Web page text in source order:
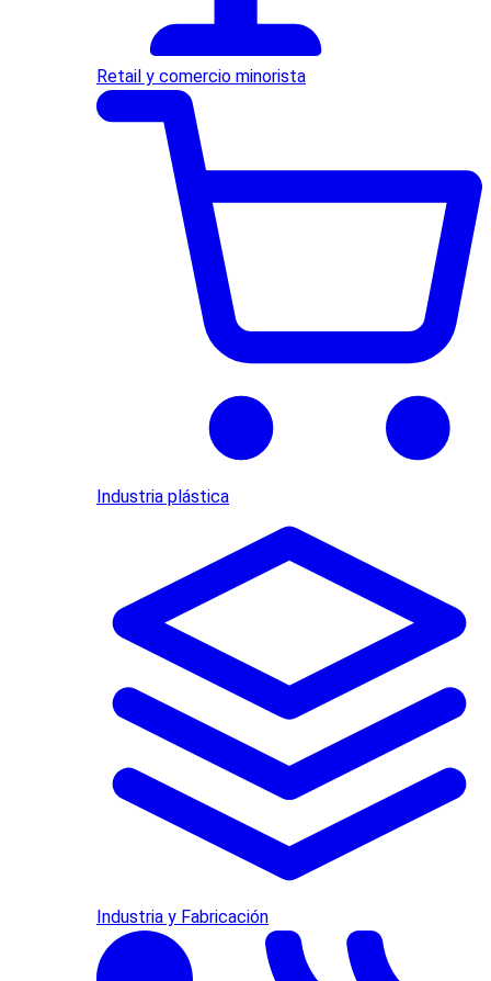
Retail y comercio minorista
Industria plástica
Industria y Fabricación